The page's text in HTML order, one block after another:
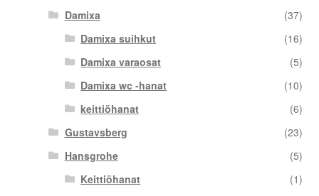
Damixa
(37)
Damixa suihkut
(16)
Damixa varaosat
(5)
Damixa wc -hanat
(10)
keittiöhanat
(6)
Gustavsberg
(23)
Hansgrohe
(5)
Keittiöhanat
(1)